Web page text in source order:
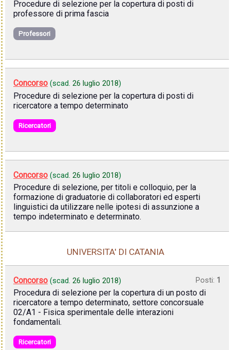
Procedure di selezione per la copertura di posti di
professore di prima fascia
Professori
Concorso (scad. 26 luglio 2018)
Procedure di selezione per la copertura di posti di
ricercatore a tempo determinato
Ricercatori
Concorso (scad. 26 luglio 2018)
Procedure di selezione, per titoli e colloquio, per la
formazione di graduatorie di collaboratori ed esperti
linguistici da utilizzare nelle ipotesi di assunzione a
tempo indeterminato e determinato.
UNIVERSITA' DI CATANIA
Concorso (scad. 26 luglio 2018) Posti: 1
Procedura di selezione per la copertura di un posto di
ricercatore a tempo determinato, settore concorsuale
02/A1 - Fisica sperimentale delle interazioni
fondamentali.
Ricercatori